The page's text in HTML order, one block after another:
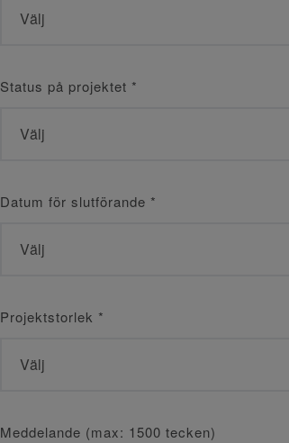
Status på projektet *
Datum för slutförande *
Projektstorlek *
Meddelande (max: 1500 tecken)